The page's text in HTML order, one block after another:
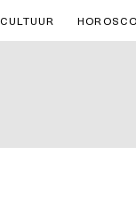
CULTUUR